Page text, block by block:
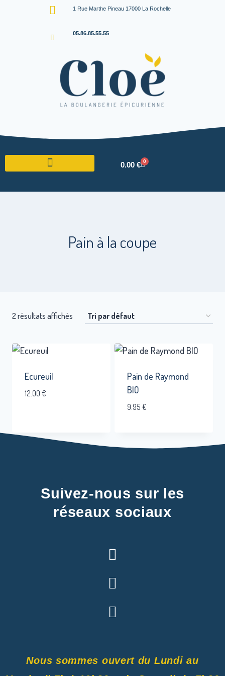
1 Rue Marthe Pineau 17000 La Rochelle
05.86.85.55.55
0.00 € 0
Pain à la coupe
2 résultats affichés
Ecureuil
12.00 €
Pain de Raymond
BIO
9.95 €
Suivez-nous sur les
réseaux sociaux
Nous sommes ouvert du Lundi au